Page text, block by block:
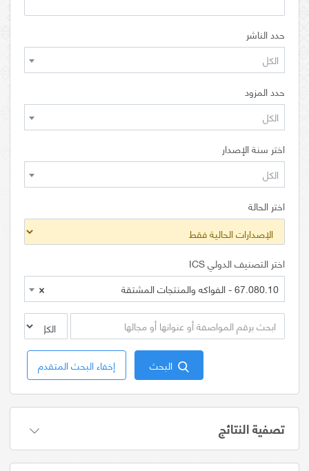
حدد الناشر
الكل
حدد المزود
الكل
اختر سنة الإصدار
الكل
اختر الحالة
اختر التصنيف الدولي ICS
×
67.080.10 - الفواكه والمنتجات المشتقة
البحث إخفاء البحث المتقدم
تصفية النتائج